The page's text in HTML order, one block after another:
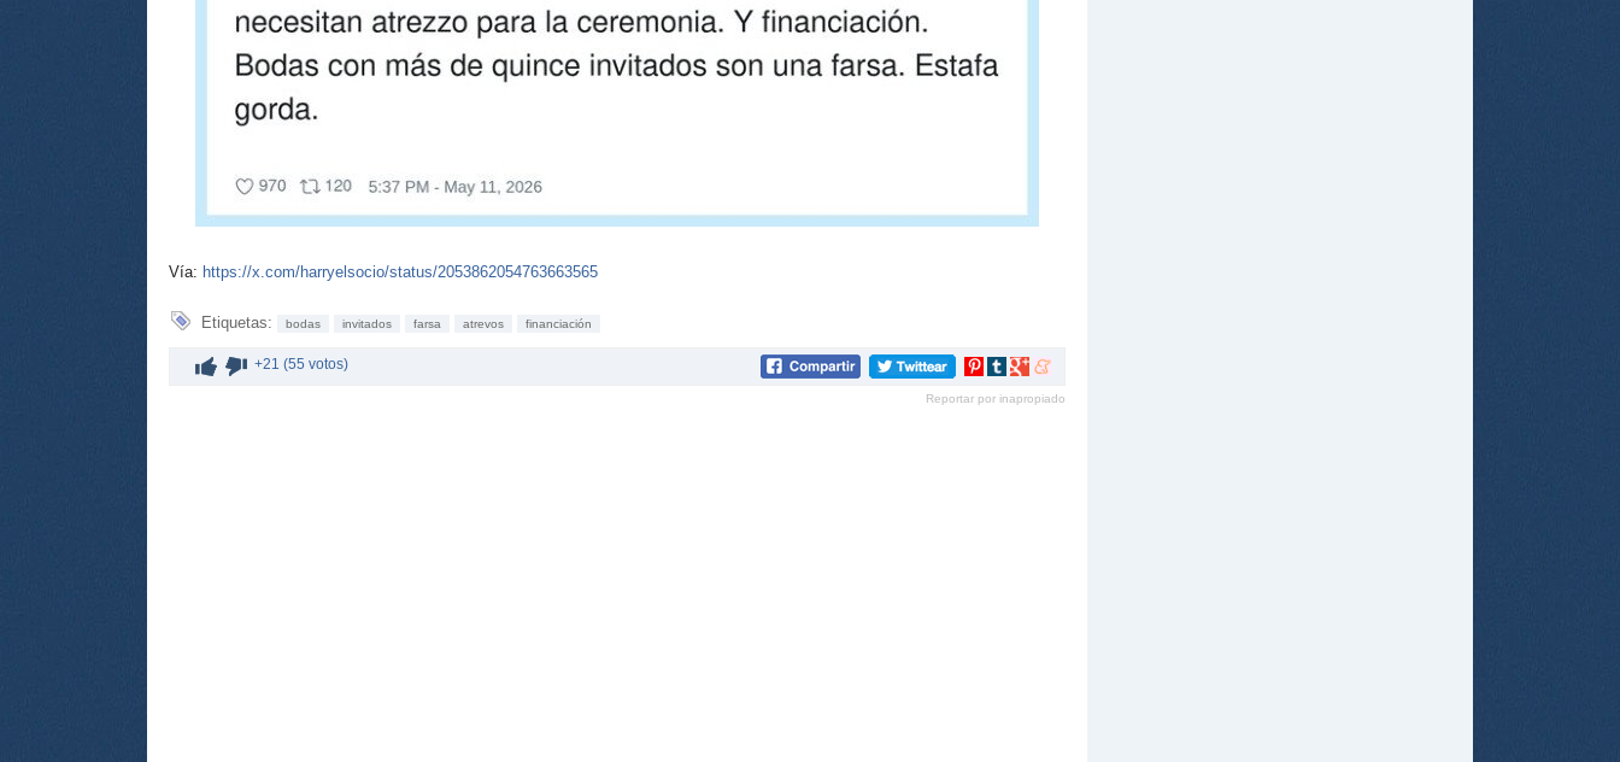
Vía: https://x.com/harryelsocio/status/2053862054763663565
Etiquetas: bodas invitados farsa atrevos financiación
+21 (55 votos)
Compartir
Pinterest
Compartir
tumblr
Compartir
Google+
Compartir
meneame
Reportar por inapropiado